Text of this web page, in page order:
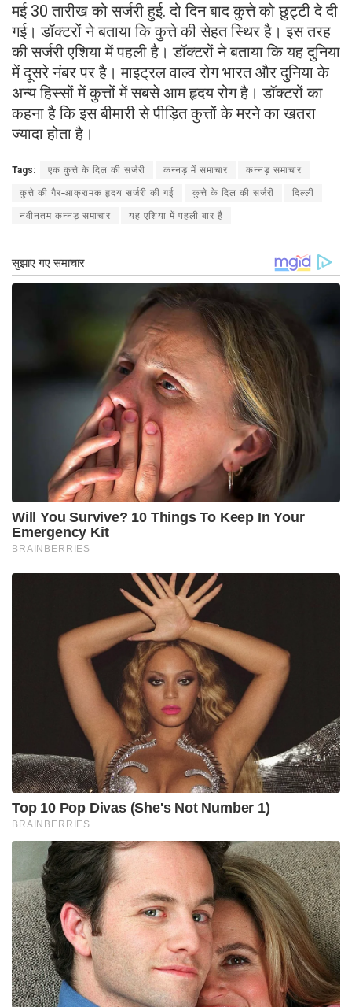
मई 30 तारीख को सर्जरी हुई. दो दिन बाद कुत्ते को छुट्टी दे दी
गई। डॉक्टरों ने बताया कि कुत्ते की सेहत स्थिर है। इस तरह
की सर्जरी एशिया में पहली है। डॉक्टरों ने बताया कि यह दुनिया
में दूसरे नंबर पर है। माइट्रल वाल्व रोग भारत और दुनिया के
अन्य हिस्सों में कुत्तों में सबसे आम हृदय रोग है। डॉक्टरों का
कहना है कि इस बीमारी से पीड़ित कुत्तों के मरने का खतरा
ज्यादा होता है।
Tags: एक कुत्ते के दिल की सर्जरी कन्नड़ में समाचार कन्नड़ समाचार
कुत्ते की गैर-आक्रामक हृदय सर्जरी की गई कुत्ते के दिल की सर्जरी दिल्ली
नवीनतम कन्नड़ समाचार यह एशिया में पहली बार है